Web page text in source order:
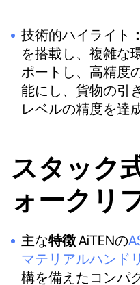
技術的ハイライト
を搭載し、複雑な
ポートし、高精度
能にし、貨物の引
レベルの精度を達
スタック
ォークリ
主な特徴AiTENの
マテリアルハンド
構を備えたコンパ